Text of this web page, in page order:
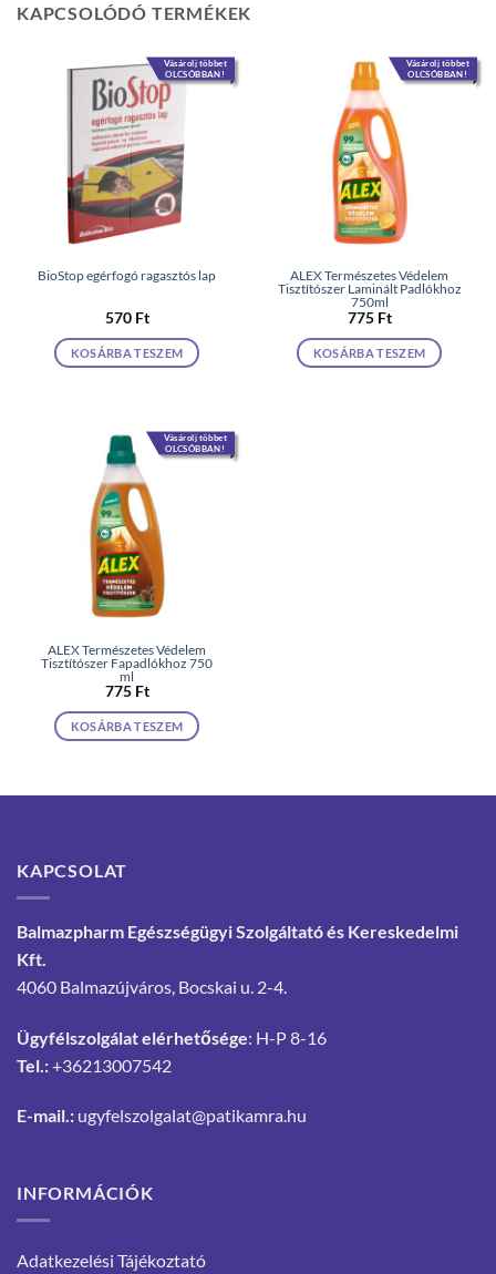
KAPCSOLÓDÓ TERMÉKEK
Vásárolj többet
OLCSÓBBAN!
BioStop egérfogó ragasztós lap
570 Ft
KOSÁRBA TESZEM
Vásárolj többet
OLCSÓBBAN!
ALEX Természetes Védelem
Tisztítószer Laminált Padlókhoz
750ml
775 Ft
KOSÁRBA TESZEM
Vásárolj többet
OLCSÓBBAN!
ALEX Természetes Védelem
Tisztítószer Fapadlókhoz 750
ml
775 Ft
KOSÁRBA TESZEM
KAPCSOLAT
Balmazpharm Egészségügyi Szolgáltató és Kereskedelmi
Kft.
4060 Balmazújváros, Bocskai u. 2-4.
Ügyfélszolgálat elérhetősége: H-P 8-16
Tel.:+36213007542
E-mail.: ugyfelszolgalat@patikamra.hu
INFORMÁCIÓK
Adatkezelési Tájékoztató